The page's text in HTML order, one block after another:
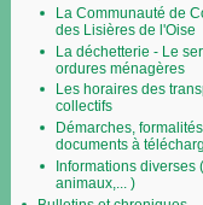
La Communauté de
des Lisières de l'Oise
La déchetterie - Le
ordures ménagères
Les horaires des
collectifs
Démarches,
documents à
Informations diverses
animaux,... )